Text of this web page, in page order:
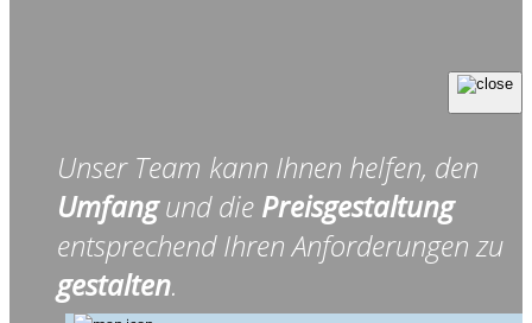
Unser Team kann Ihnen helfen, den
Umfangund die Preisgestaltung
entsprechend Ihren Anforderungen zu
gestalten.